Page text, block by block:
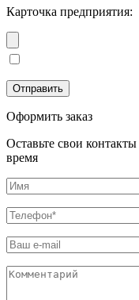
Карточка предприятия:
Оформить заказ
Оставьте свои
время